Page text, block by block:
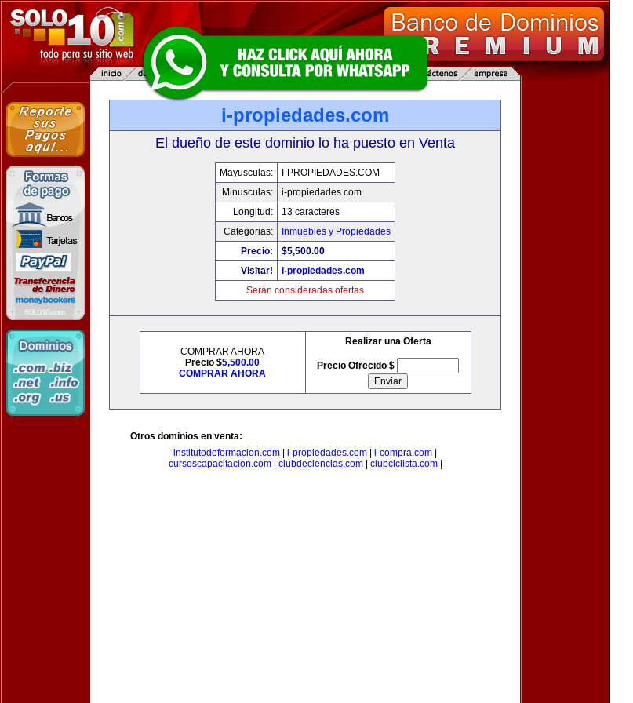
i-propiedades.com
El dueño de este dominio lo ha puesto en Venta
Mayusculas:
I-PROPIEDADES.COM
Minusculas:
i-propiedades.com
Longitud:
13 caracteres
Categorias:
Inmuebles y Propiedades
Precio:
$5,500.00
Visitar!
i-propiedades.com
Serán consideradas ofertas
COMPRAR AHORA
Precio $5,500.00
COMPRAR AHORA
Realizar una Oferta
Precio Ofrecido $
Otros dominios en venta:
institutodeformacion.com
i-propiedades.com i-compra.com
cursoscapacitacion.com| clubdeciencias.com| clubciclista.com|